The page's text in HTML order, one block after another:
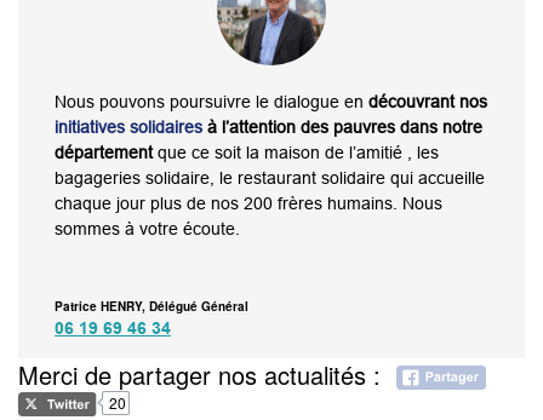
Nous pouvons poursuivre le dialogue en découvrant nos
initiatives solidaires à l’attention des pauvres dans notre
départementque ce soit la maison de l’amitié , les
bagageries solidaire, le restaurant solidaire qui accueille
chaque jour plus de nos 200 frères humains. Nous
sommes à votre écoute.
Patrice HENRY, Délégué Général
06 19 69 46 34
Merci de partager nos actualités :
20